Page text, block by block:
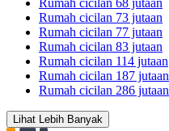
Rumah cicilan 68 jutaan
Rumah cicilan 73 jutaan
Rumah cicilan 77 jutaan
Rumah cicilan 83 jutaan
Rumah cicilan 114 jutaan
Rumah cicilan 187 jutaan
Rumah cicilan 286 jutaan
Lihat Lebih Banyak